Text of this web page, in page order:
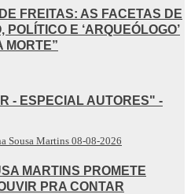
FREITAS: AS FACETAS DE
E ‘ARQUEÓLOGO’
MORTE”
- ESPECIAL AUTORES" -
MARTINS PROMETE
PRA CONTAR